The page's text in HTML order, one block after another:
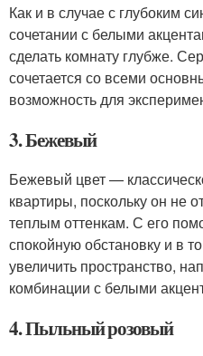
Как и в случае с глубоким
сочетании с белыми
сделать комнату глубже.
сочетается со всеми
возможность для
3. Бежевый
Бежевый цвет —
квартиры, поскольку он не
теплым оттенкам. С его
спокойную обстановку и в
увеличить пространство,
комбинации с белыми
4. Пыльный розовый